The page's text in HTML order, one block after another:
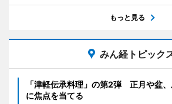
もっと見る
みん経トピック
「津軽伝承料理」の第2弾 正月や盆
に焦点を当てる